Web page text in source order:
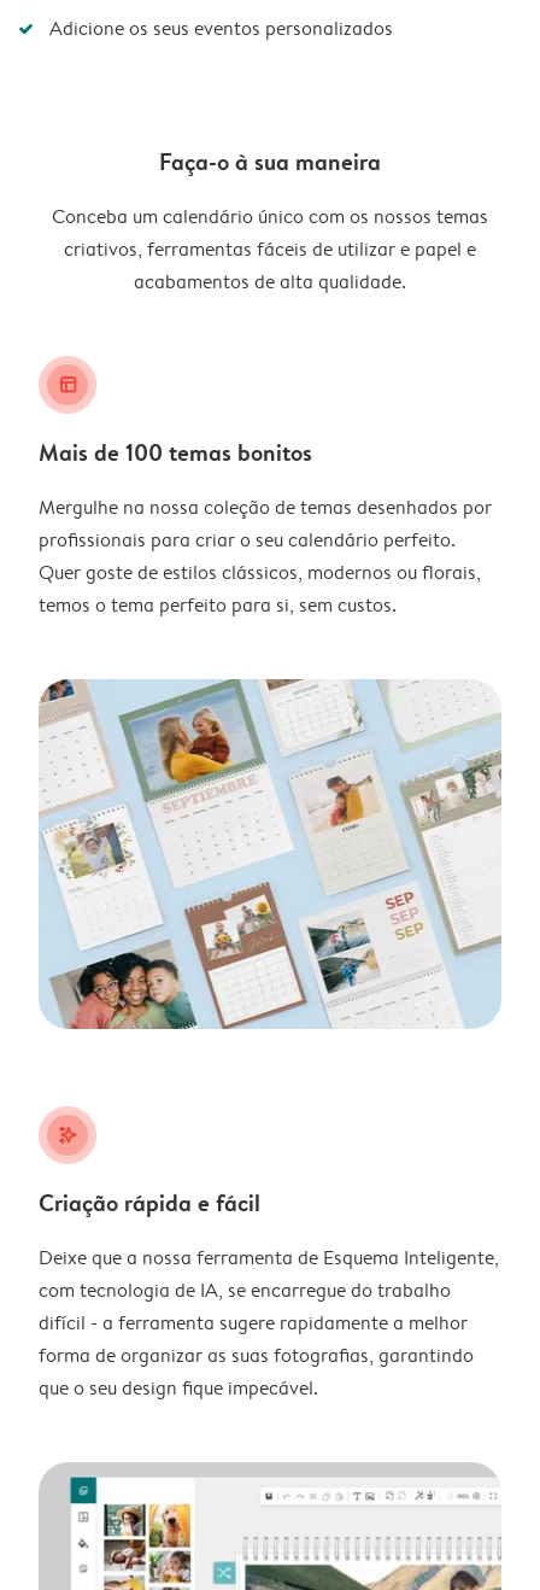
Adicione os seus eventos personalizados
Faça-o à sua maneira
Conceba um calendário único com os nossos temas
criativos, ferramentas fáceis de utilizar e papel e
acabamentos de alta qualidade.
layout_alt
Mais de 100 temas bonitos
Mergulhe na nossa coleção de temas desenhados por
profissionais para criar o seu calendário perfeito.
Quer goste de estilos clássicos, modernos ou florais,
temos o tema perfeito para si, sem custos.
stars_plus
Criação rápida e fácil
Deixe que a nossa ferramenta de Esquema Inteligente,
com tecnologia de IA, se encarregue do trabalho
difícil - a ferramenta sugere rapidamente a melhor
forma de organizar as suas fotografias, garantindo
que o seu design fique impecável.